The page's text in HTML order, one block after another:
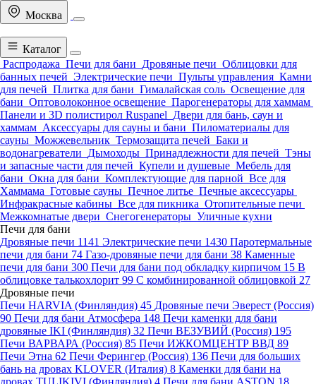
Москва
Каталог
Распродажа Печи для бани Дровяные печи Облицовки для
банных печей Электрические печи Пульты управления Камни
для печей Плитка для бани Гималайская соль Освещение для
бани Оптоволоконное освещение Парогенераторы для хаммам
Панели и 3D полистирол Ruspanel Двери для бань, саун и
хаммам Аксессуары для сауны и бани Пиломатериалы для
сауны Можжевельник Термозащита печей Баки и
водонагреватели Дымоходы Принадлежности для печей Тэны
и запасные части для печей Купели и душевые Мебель для
бани Окна для бани Комплектующие для парной Все для
Хаммама Готовые сауны Печное литье Печные аксессуары
Инфракрасные кабины Все для пикника Отопительные печи
Межкомнатые двери Снегогенераторы Уличные кухни
Печи для бани
Дровяные печи 1141 Электрические печи 1430 Паротермальные
печи для бани 74 Газо-дровяные печи для бани 38 Каменные
печи для бани 300 Печи для бани под обкладку кирпичом 15 В
облицовке талькохлорит 99 С комбинированной облицовкой 27
Дровяные печи
Печи HARVIA (Финляндия) 45 Дровяные печи Эверест (Россия)
90 Печи для бани Атмосфера 148 Печи каменки для бани
дровяные IKI (Финляндия) 32 Печи ВЕЗУВИЙ (Россия) 195
Печи ВАРВАРА (Россия) 85 Печи ИЖКОМЦЕНТР ВВД 89
Печи Этна 62 Печи Ферингер (Россия) 136 Печи для больших
бань на дровах KLOVER (Италия) 8 Каменки для бани на
дровах TULIKIVI (Финляндия) 4 Печи для бани ASTON 18